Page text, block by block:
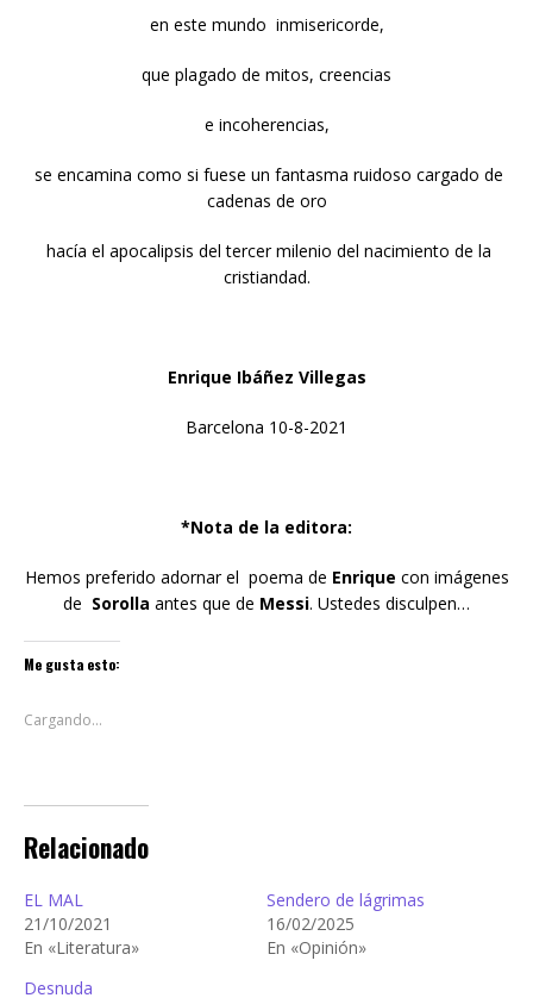
en este mundo inmisericorde,
que plagado de mitos, creencias
e incoherencias,
se encamina como si fuese un fantasma ruidoso cargado de
cadenas de oro
hacía el apocalipsis del tercer milenio del nacimiento de la
cristiandad.
Enrique Ibáñez Villegas
Barcelona 10-8-2021
*Nota de la editora:
Hemos preferido adornar el poema de Enrique con imágenes
de Sorolla antes que de Messi. Ustedes disculpen…
Me gusta esto:
Cargando...
Relacionado
EL MAL
21/10/2021
En «Literatura»
Sendero de lágrimas
16/02/2025
En «Opinión»
Desnuda